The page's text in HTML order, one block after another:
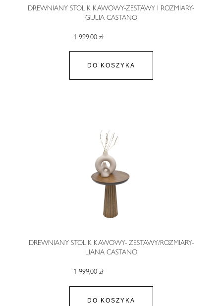
DREWNIANY STOLIK KAWOWY-ZESTAWY I ROZMIARY-
GULIA CASTANO
1 999,00 zł
DO KOSZYKA
DREWNIANY STOLIK KAWOWY- ZESTAWY/ROZMIARY-
LIANA CASTANO
1 999,00 zł
DO KOSZYKA